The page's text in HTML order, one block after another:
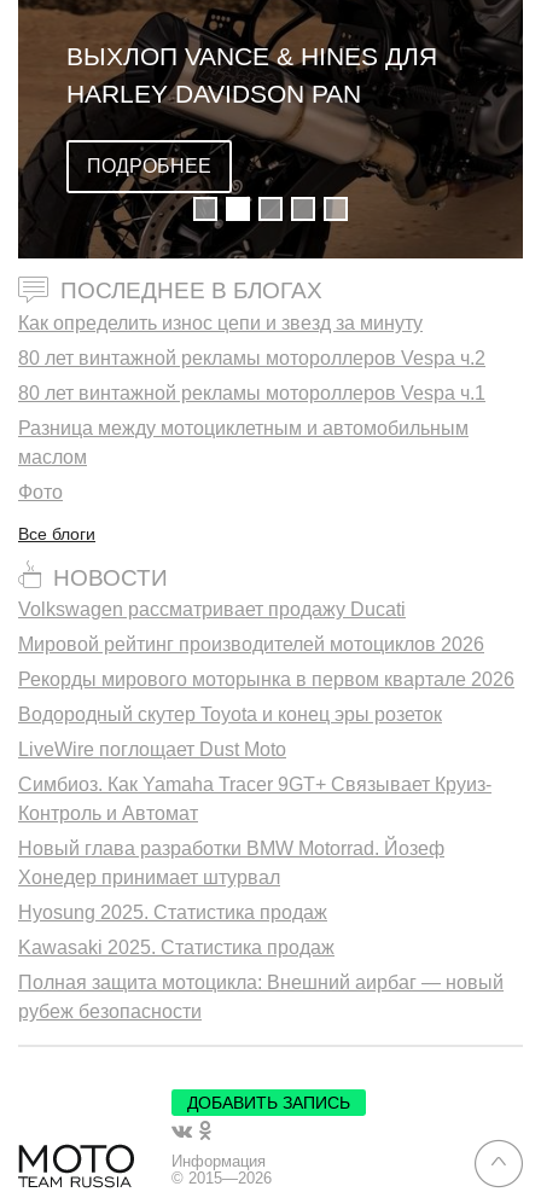
ВЫХЛОП VANCE & HINES ДЛЯ
HARLEY DAVIDSON PAN
AMERICA
ПОДРОБНЕЕ
ПОСЛЕДНЕЕ В БЛОГАХ
Как определить износ цепи и звезд за минуту
80 лет винтажной рекламы мотороллеров Vespa ч.2
80 лет винтажной рекламы мотороллеров Vespa ч.1
Разница между мотоциклетным и автомобильным
маслом
Фото
Все блоги
НОВОСТИ
Volkswagen рассматривает продажу Ducati
Мировой рейтинг производителей мотоциклов 2026
Рекорды мирового моторынка в первом квартале 2026
Водородный скутер Toyota и конец эры розеток
LiveWire поглощает Dust Moto
Симбиоз. Как Yamaha Tracer 9GT+ Связывает Круиз-
Контроль и Автомат
Новый глава разработки BMW Motorrad. Йозеф
Хонедер принимает штурвал
Hyosung 2025. Статистика продаж
Kawasaki 2025. Статистика продаж
Полная защита мотоцикла: Внешний аирбаг — новый
рубеж безопасности
ДОБАВИТЬ ЗАПИСЬ
Информация
© 2015—2026